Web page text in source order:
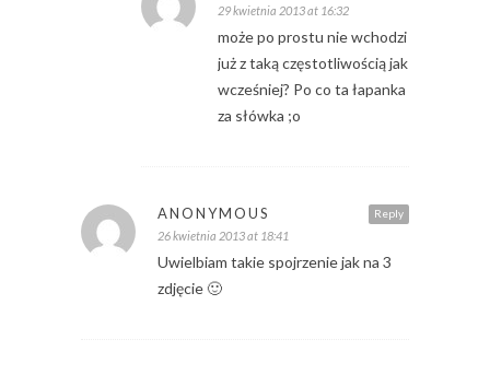
29 kwietnia 2013 at 16:32
może po prostu nie wchodzi
już z taką częstotliwością jak
wcześniej? Po co ta łapanka
za słówka ;o
Reply
ANONYMOUS
26 kwietnia 2013 at 18:41
Uwielbiam takie spojrzenie jak na 3
zdjęcie 🙂